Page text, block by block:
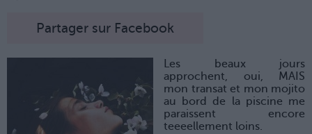
Partager sur Facebook
Les beaux jours
approchent, oui, MAIS
mon transat et mon mojito
au bord de la piscine me
paraissent encore
teeeellement loins.